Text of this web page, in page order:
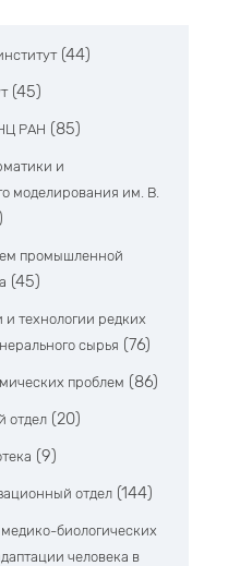
(44)
(45)
РАН (85)
и
моделирования им. В.
промышленной
(45)
технологии редких
сырья (76)
проблем (86)
отдел (20)
(9)
отдел (144)
биологических
человека в